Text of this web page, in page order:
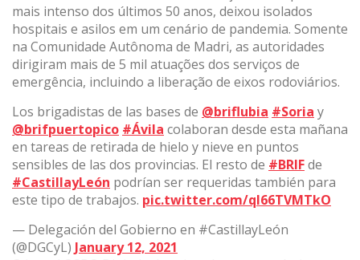
mais intenso dos últimos 50 anos, deixou isolados
hospitais e asilos em um cenário de pandemia. Somente
na Comunidade Autônoma de Madri, as autoridades
dirigiram mais de 5 mil atuações dos serviços de
emergência, incluindo a liberação de eixos rodoviários.
Los brigadistas de las bases de @briflubia #Soria y
@brifpuertopico #Ávila colaboran desde esta mañana
en tareas de retirada de hielo y nieve en puntos
sensibles de las dos provincias. El resto de #BRIFde
#CastillayLeón podrían ser requeridas también para
este tipo de trabajos. pic.twitter.com/qI66TVMTkO
— Delegación del Gobierno en #CastillayLeón
(@DGCyL) January 12, 2021